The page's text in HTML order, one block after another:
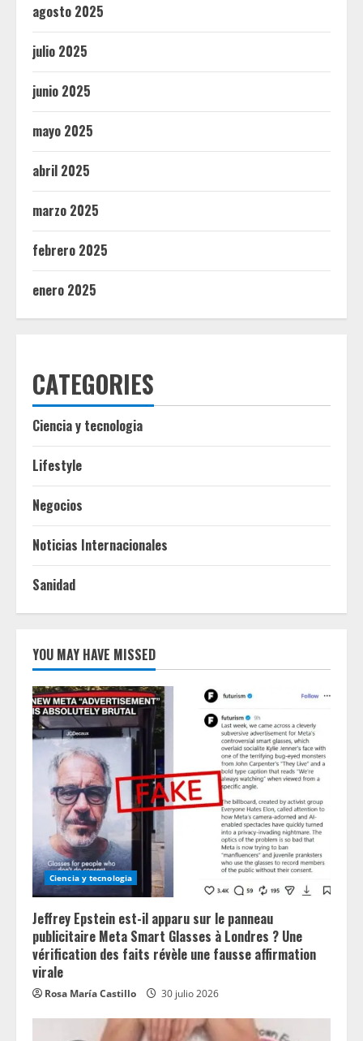
agosto 2025
julio 2025
junio 2025
mayo 2025
abril 2025
marzo 2025
febrero 2025
enero 2025
CATEGORIES
Ciencia y tecnologia
Lifestyle
Negocios
Noticias Internacionales
Sanidad
YOU MAY HAVE MISSED
Ciencia y tecnologia
Jeffrey Epstein est-il apparu sur le panneau
publicitaire Meta Smart Glasses à Londres ? Une
vérification des faits révèle une fausse affirmation
virale
Rosa María Castillo 30 julio 2026